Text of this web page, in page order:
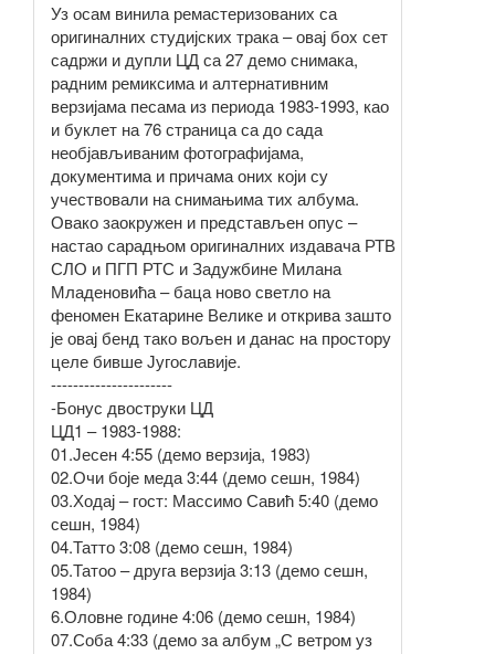
Уз осам винила ремастеризованих са
оригиналних студијских трака – овај боx сет
садржи и дупли ЦД са 27 демо снимака,
радним ремиксима и алтернативним
верзијама песама из периода 1983-1993, као
и буклет на 76 страница са до сада
необјављиваним фотографијама,
документима и причама оних који су
учествовали на снимањима тих албума.
Овако заокружен и представљен опус –
настао сарадњом оригиналних издавача РТВ
СЛО и ПГП РТС и Задужбине Милана
Младеновића – баца ново светло на
феномен Екатарине Велике и открива зашто
је овај бенд тако вољен и данас на простору
целе бивше Југославије.
----------------------
-Бонус двоструки ЦД
ЦД1 – 1983-1988:
01.Јесен 4:55 (демо верзија, 1983)
02.Очи боје меда 3:44 (демо сешн, 1984)
03.Ходај – гост: Массимо Савић 5:40 (демо
сешн, 1984)
04.Татто 3:08 (демо сешн, 1984)
05.Татоо – друга верзија 3:13 (демо сешн,
1984)
6.Оловне године 4:06 (демо сешн, 1984)
07.Соба 4:33 (демо за албум „С ветром уз